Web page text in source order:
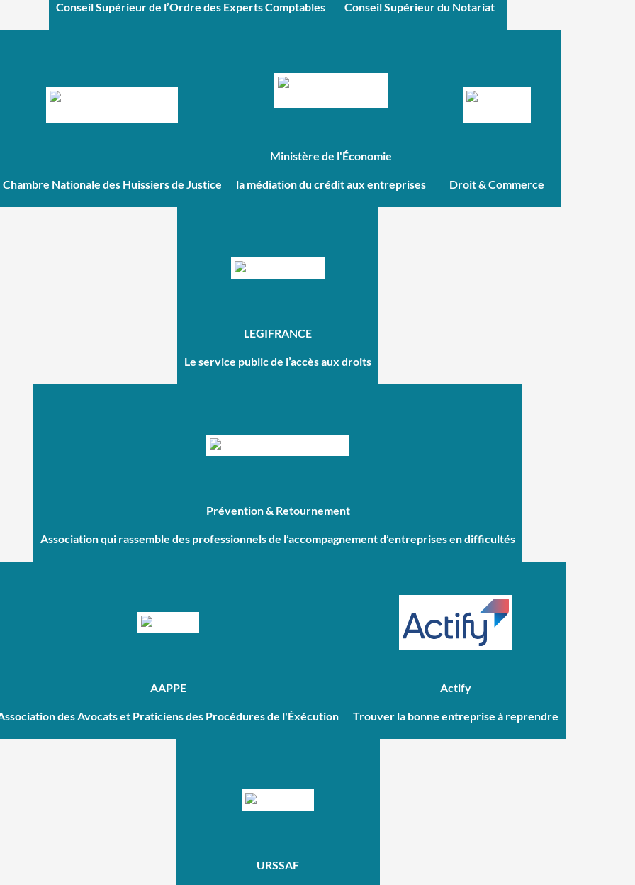
Conseil Supérieur de l’Ordre des Experts Comptables Conseil Supérieur du Notariat
Chambre Nationale des Huissiers de Justice
Ministère de l'Économie
la médiation du crédit aux entreprises Droit & Commerce
LEGIFRANCE
Le service public de l’accès aux droits
Prévention & Retournement
Association qui rassemble des professionnels de l’accompagnement d’entreprises en difficultés
AAPPE
des Avocats et Praticiens des Procédures de l'Éxécution
Actify
Trouver la bonne entreprise à reprendre
URSSAF